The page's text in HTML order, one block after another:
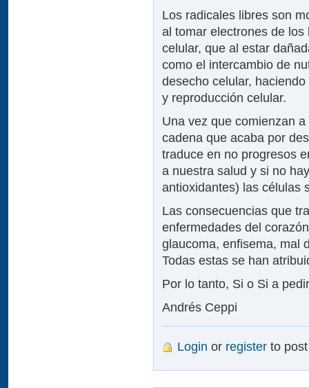
Los radicales libres son
al tomar electrones de
celular, que al estar
como el intercambio de
desecho celular,
y reproducción celular.
Una vez que comienzan
cadena que acaba por
traduce en no progresos
a nuestra salud y si no
antioxidantes) las células
Las consecuencias que
enfermedades del
glaucoma, enfisema, mal
Todas estas se han
Por lo tanto, Si o Si a
Andrés Ceppi
Login or register to